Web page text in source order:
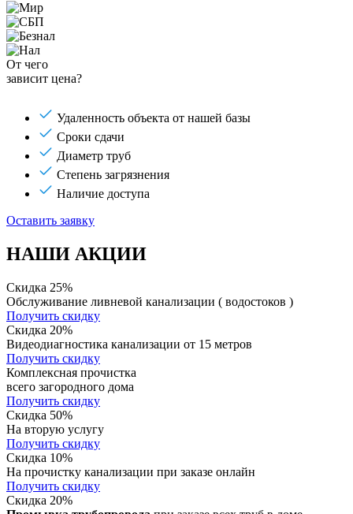
От чего
зависит цена?
Удаленность объекта от нашей базы
Сроки сдачи
Диаметр труб
Степень загрязнения
Наличие доступа
Оставить заявку
НАШИ АКЦИИ
Скидка 25%
Обслуживание ливневой канализации ( водостоков )
Получить скидку
Скидка 20%
Видеодиагностика канализации от 15 метров
Получить скидку
Комплексная прочистка
всего загородного дома
Получить скидку
Скидка 50%
На вторую услугу
Получить скидку
Скидка 10%
На прочистку канализации при заказе онлайн
Получить скидку
Скидка 20%